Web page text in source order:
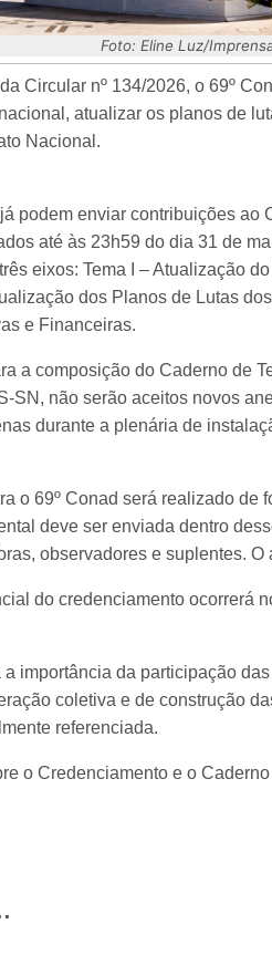
Foto: Eline Luz/
Circular nº 134/2026, o 69º
atualizar os planos de
Nacional.
podem enviar contribuições ao
até às 23h59 do dia 31 de
eixos: Tema I – Atualização
dos Planos de Lutas
e Financeiras.
a composição do Caderno de
SN, não serão aceitos novos
durante a plenária de
o 69º Conad será realizado de
deve ser enviada dentro
observadores e suplentes.
do credenciamento ocorrerá
importância da participação
coletiva e de construção
referenciada.
o Credenciamento e o